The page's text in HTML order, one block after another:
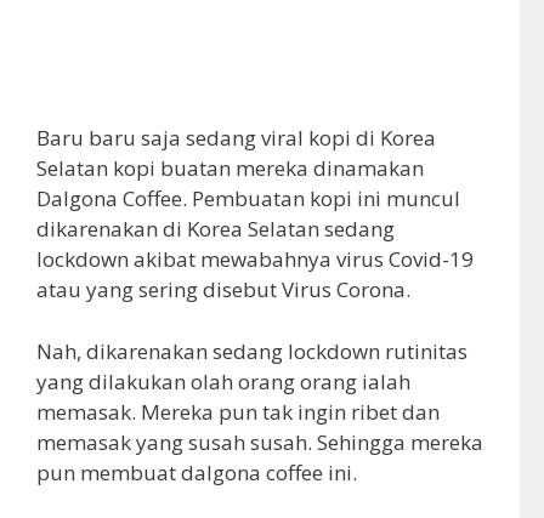
Baru baru saja sedang viral kopi di Korea
Selatan kopi buatan mereka dinamakan
Dalgona Coffee. Pembuatan kopi ini muncul
dikarenakan di Korea Selatan sedang
lockdown akibat mewabahnya virus Covid-19
atau yang sering disebut Virus Corona.
Nah, dikarenakan sedang lockdown rutinitas
yang dilakukan olah orang orang ialah
memasak. Mereka pun tak ingin ribet dan
memasak yang susah susah. Sehingga mereka
pun membuat dalgona coffee ini.